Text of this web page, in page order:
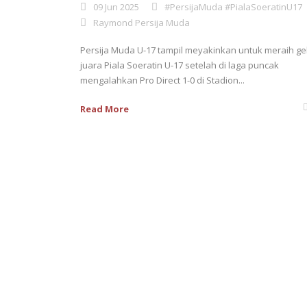
09 Jun 2025
#PersijaMuda #PialaSoeratinU17
Raymond Persija Muda
Persija Muda U-17 tampil meyakinkan untuk meraih
juara Piala Soeratin U-17 setelah di laga puncak
mengalahkan Pro Direct 1-0 di Stadion...
Read More